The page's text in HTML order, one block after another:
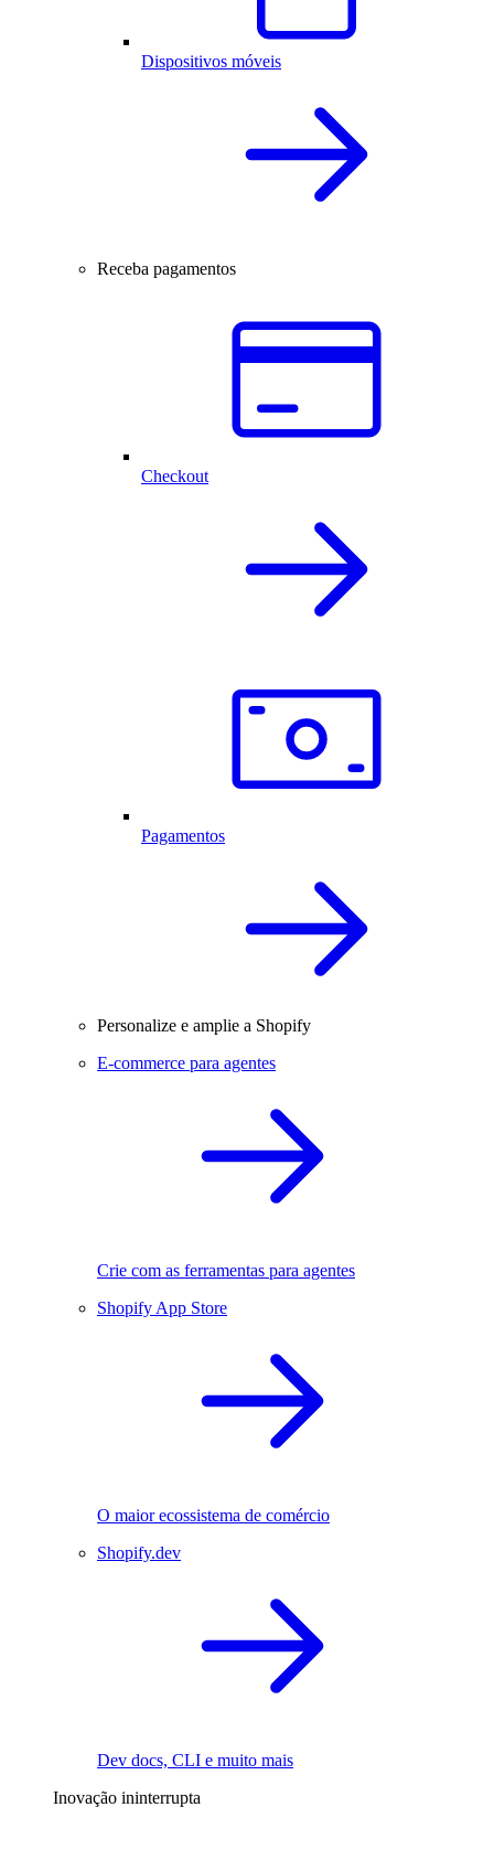
Dispositivos móveis
Receba pagamentos
Checkout
Pagamentos
Personalize e amplie a Shopify
E-commerce para agentes
Crie com as ferramentas para agentes
Shopify App Store
O maior ecossistema de comércio
Shopify.dev
Dev docs, CLI e muito mais
Inovação ininterrupta